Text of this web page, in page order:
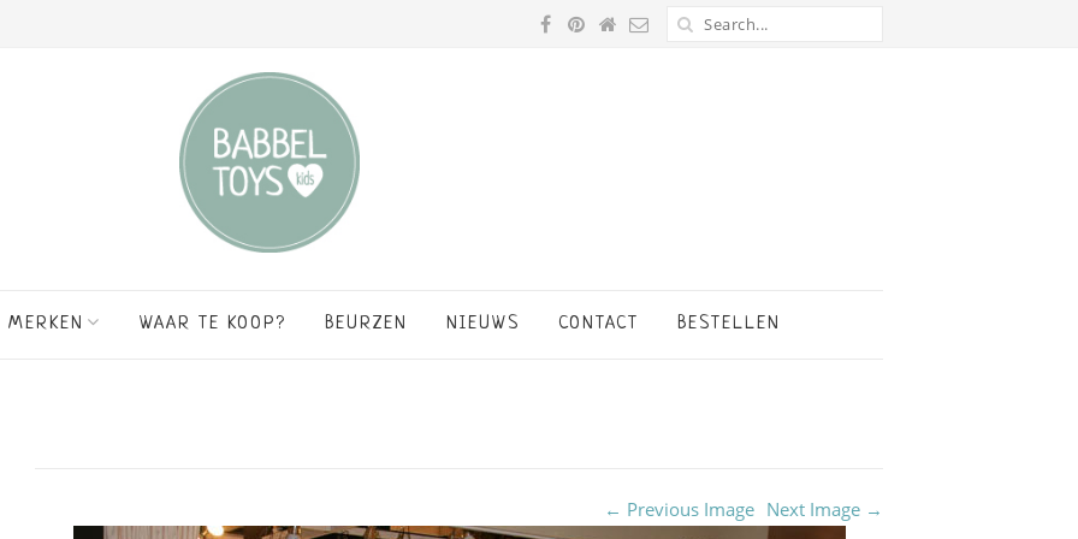
MERKEN WAAR TE KOOP? BEURZEN NIEUWS CONTACT BESTELLEN
← Previous Image Next Image →